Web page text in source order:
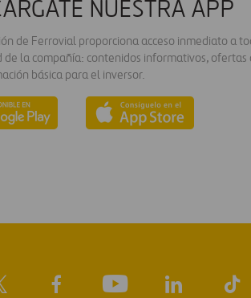
NUESTRA APP
de Ferrovial proporciona acceso inmediato a
de la compañía: contenidos informativos, ofertas
básica para el inversor.